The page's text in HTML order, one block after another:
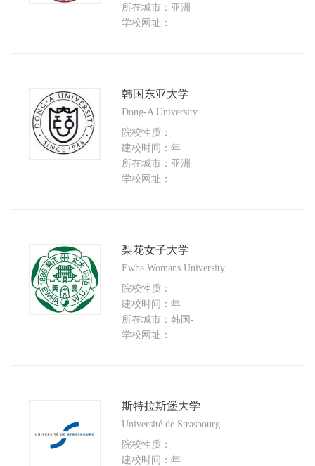
所在城市：亚洲-
学校网址：
韩国东亚大学
Dong-A University
院校性质：
建校时间：年
所在城市：亚洲-
学校网址：
梨花女子大学
Ewha Womans University
院校性质：
建校时间：年
所在城市：韩国-
学校网址：
斯特拉斯堡大学
Université de Strasbourg
院校性质：
建校时间：年